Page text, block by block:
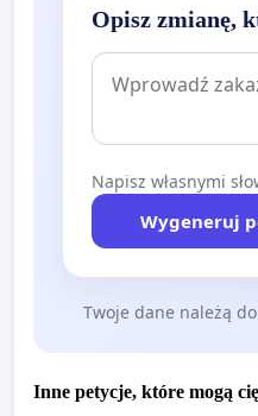
Opisz zmianę,
Napisz własnymi
Wygeneruj
Twoje dane należą
Inne petycje, które mogą